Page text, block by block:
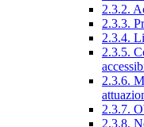
2.3.2.
2.3.3.
2.3.4.
2.3.5.
2.3.6.
2.3.7.
2.3.8.